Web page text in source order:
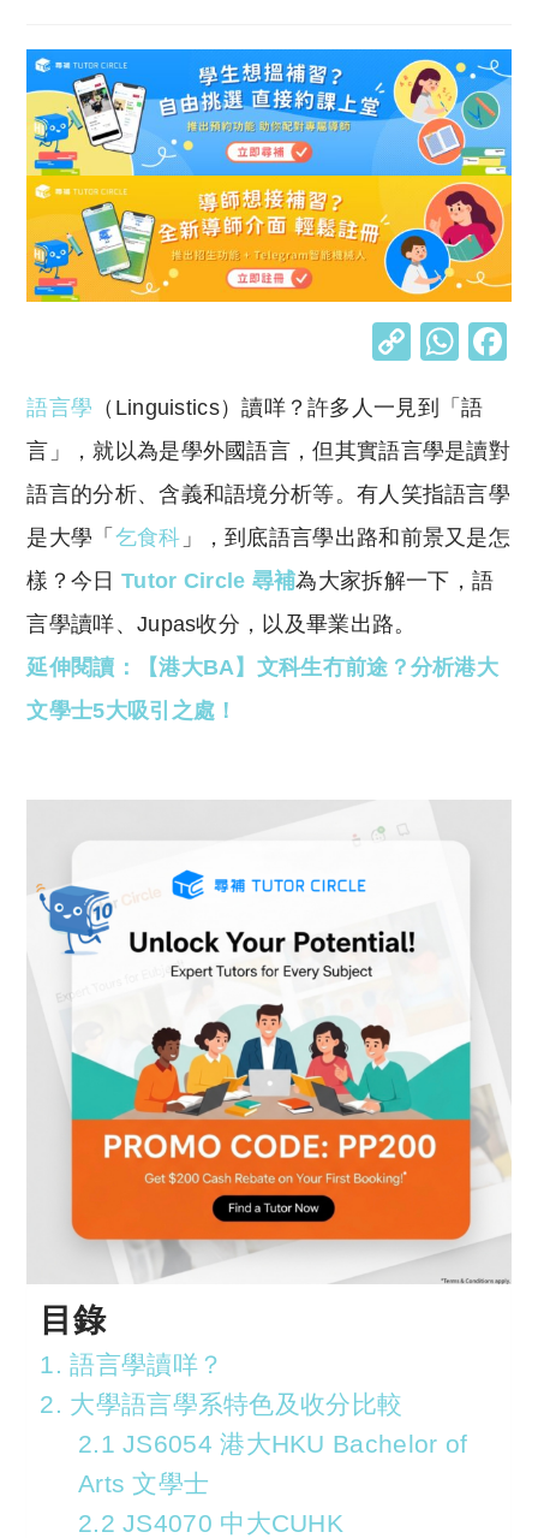
C
p
y
Li
n
k
W
at
s
A
p
p
語言學 （Linguistics）讀咩？許多人一見到「語
言」，就以為是學外國語言，但其實語言學是讀對
語言的分析、含義和語境分析等。有人笑指語言學
是大學「 乞食科 」，到底語言學出路和前景又是怎
樣？今日 Tutor Circle 尋補為大家拆解一下，語
言學讀咩、Jupas收分，以及畢業出路。
延伸閱讀：【港大BA】文科生冇前途？分析港大
文學士5大吸引之處！
目錄
1. 語言學讀咩？
2. 大學語言學系特色及收分比較
2.1 JS6054 港大HKU Bachelor of
Arts 文學士
2.2 JS4070 中大CUHK